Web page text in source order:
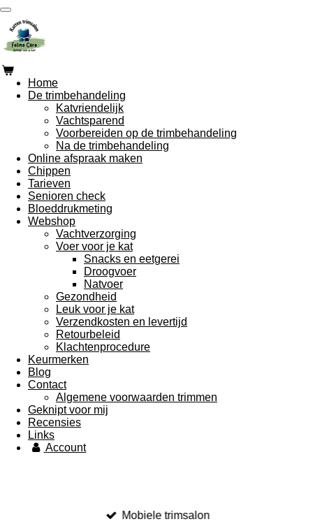
Ga
direct
naar
de
Home
De trimbehandeling
Katvriendelijk
Vachtsparend
Voorbereiden op de trimbehandeling
Na de trimbehandeling
Online afspraak maken
Chippen
Tarieven
Senioren check
Bloeddrukmeting
Webshop
Vachtverzorging
Voer voor je kat
Snacks en eetgerei
Droogvoer
Natvoer
Gezondheid
Leuk voor je kat
Verzendkosten en levertijd
Retourbeleid
Klachtenprocedure
Keurmerken
Blog
Contact
Algemene voorwaarden trimmen
Geknipt voor mij
Recensies
Links
Account
Mobiele trimsalon